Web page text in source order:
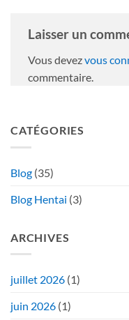
Laisser un
Vous devezvous
commentaire.
CATÉGORIES
Blog (35)
Blog Hentai (3)
ARCHIVES
juillet 2026 (1)
juin 2026 (1)